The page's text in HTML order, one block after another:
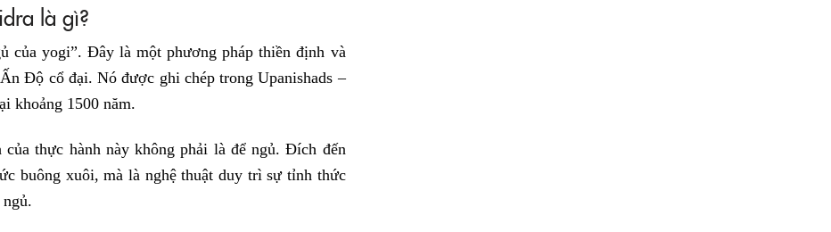
là gì?
của yogi”. Đây là một phương pháp thiền định và
Độ cổ đại. Nó được ghi chép trong Upanishads –
khoảng 1500 năm.
thực hành này không phải là để ngủ. Đích đến
buông xuôi, mà là nghệ thuật duy trì sự tỉnh thức